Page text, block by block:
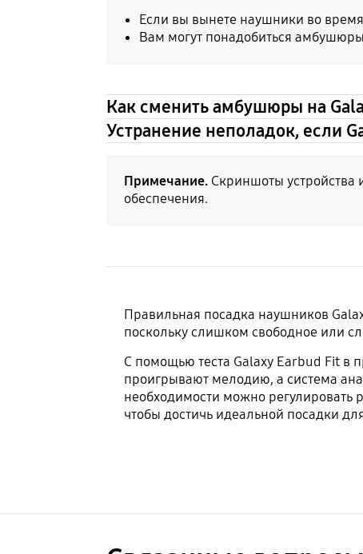
Если вы вынете наушники во время
Вам могут понадобиться
Как сменить амбушюры на
Устранение неполадок, если
Примечание.Скриншоты устройства
обеспечения.
Правильная посадка наушников
поскольку слишком свободное или
С помощью теста Galaxy Earbud Fit в
проигрывают мелодию, а система
необходимости можно
чтобы достичь идеальной посадки